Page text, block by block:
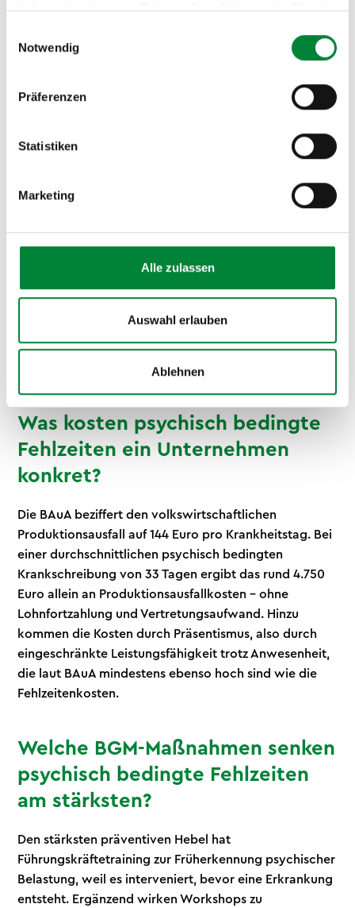
haben oder die sie im Rahmen Ihrer Nutzung der Dienste
Notwendig
Präferenzen
Statistiken
Marketing
Alle zulassen
Auswahl erlauben
Ablehnen
10 BGM-Maßnahmen für mentale
nutzbare Entscheidungsgrundlage.
Häufige Fragen zu psychisch
Was kosten psychisch bedingte
Fehlzeiten ein Unternehmen
konkret?
Die BAuA beziffert den volkswirtschaftlichen
Produktionsausfall auf 144 Euro pro Krankheitstag. Bei
einer durchschnittlichen psychisch bedingten
Krankschreibung von 33 Tagen ergibt das rund 4.750
Euro allein an Produktionsausfallkosten – ohne
Lohnfortzahlung und Vertretungsaufwand. Hinzu
kommen die Kosten durch Präsentismus, also durch
eingeschränkte Leistungsfähigkeit trotz Anwesenheit,
die laut BAuA mindestens ebenso hoch sind wie die
Fehlzeitenkosten.
Welche BGM-Maßnahmen senken
psychisch bedingte Fehlzeiten
am stärksten?
Den stärksten präventiven Hebel hat
Führungskräftetraining zur Früherkennung psychischer
Belastung, weil es interveniert, bevor eine Erkrankung
entsteht. Ergänzend wirken Workshops zu